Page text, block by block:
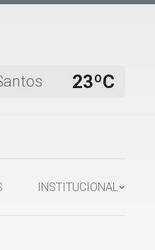
23ºC
INSTITUCIONAL